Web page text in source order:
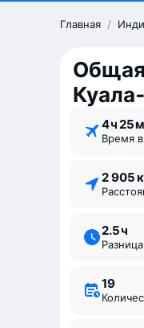
Главная /
4 ⁠ч 25 ⁠м
Время
2 905
2.5 ⁠ч
19